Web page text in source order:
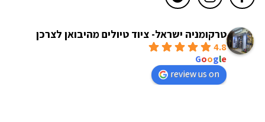
טרקומניה ישראל- ציוד טיולים מהיבואן לצרכן
4.8
Google
review us on